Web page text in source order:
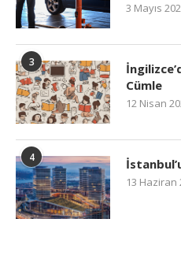
3 Mayıs
3
Cümle
12 Nisan
4
13 Haziran